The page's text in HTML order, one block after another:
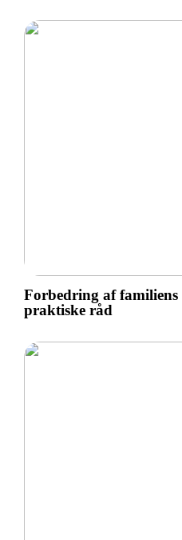
Forbedring af familiens
praktiske råd